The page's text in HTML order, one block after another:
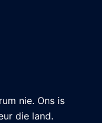
nie. Ons is
die land.